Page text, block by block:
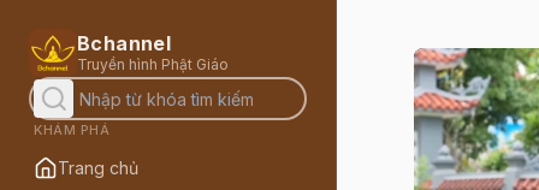
Bchannel
Truyền hình Phật Giáo
KHÁM PHÁ
Trang chủ